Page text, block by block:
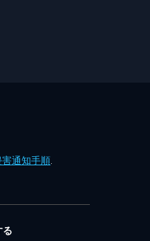
通知手順.
る